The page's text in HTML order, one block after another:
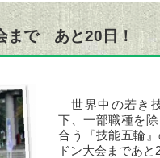
まで あと20日！
世界中の若き
下、一部職種を
合う『技能五輪
ドン大会まであ